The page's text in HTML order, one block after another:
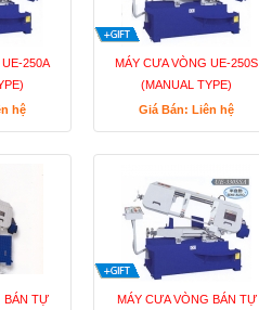
250A
hệ
MÁY CƯA VÒNG UE-250S
(MANUAL TYPE)
Giá Bán: Liên hệ
BÁN TỰ
MÁY CƯA VÒNG BÁN TỰ